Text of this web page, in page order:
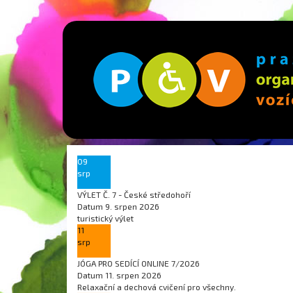
09
srp
VÝLET Č. 7 - České středohoří
Datum 9. srpen 2026
turistický výlet
11
srp
JÓGA PRO SEDÍCÍ ONLINE 7/2026
Datum 11. srpen 2026
Relaxační a dechová cvičení pro všechny.